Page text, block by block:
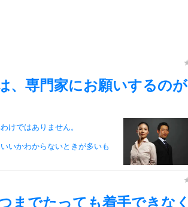
、専門家にお願いするのが
けではありません。
いかわからないときが多いも
までたっても着手できなく